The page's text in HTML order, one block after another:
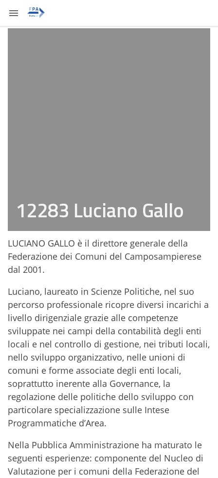
12283 Luciano Gallo
LUCIANO GALLO è il direttore generale della
Federazione dei Comuni del Camposampierese
dal 2001.
Luciano, laureato in Scienze Politiche, nel suo
percorso professionale ricopre diversi incarichi a
livello dirigenziale grazie alle competenze
sviluppate nei campi della contabilità degli enti
locali e nel controllo di gestione, nei tributi locali,
nello sviluppo organizzativo, nelle unioni di
comuni e forme associate degli enti locali,
soprattutto inerente alla Governance, la
regolazione delle politiche dello sviluppo con
particolare specializzazione sulle Intese
Programmatiche d’Area.
Nella Pubblica Amministrazione ha maturato le
seguenti esperienze: componente del Nucleo di
Valutazione per i comuni della Federazione del